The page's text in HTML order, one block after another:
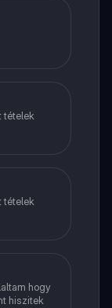
tételek
tételek
hogy
hiszitek